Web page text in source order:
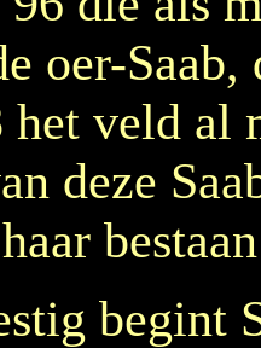
oer-Saab,
veld al
deze
begint